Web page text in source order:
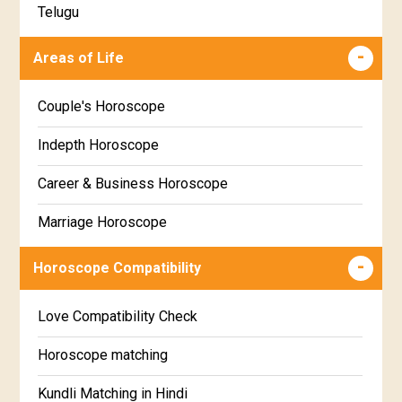
Makha Star Horoscope
Uttara Phalguni Star Horoscope
Hastha Star Horoscope
Chitha Star Horoscope
Swathi Star Horoscope
Visakha Star Horoscope
Jyeshta Star Horoscope
Moola Star Horoscope
Telugu
Malayalam
Marathi
Gujarati
Sinhala
Areas of Life
Couple's Horoscope
Indepth Horoscope
Career & Business Horoscope
Marriage Horoscope
Wealth & Fortune Horoscope
Super Horoscope
Future Book
Horoscope Compatibility
Love Compatibility Check
Horoscope matching
Kundli Matching in Hindi